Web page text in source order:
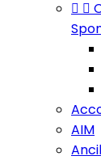
 
AIM